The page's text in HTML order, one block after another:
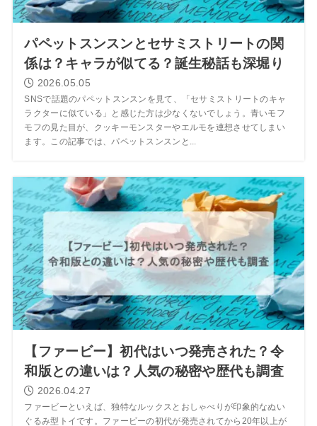
パペットスンスンとセサミストリートの関
係は？キャラが似てる？誕生秘話も深堀り
2026.05.05
SNSで話題のパペットスンスンを見て、「セサミストリートのキャ
ラクターに似ている」と感じた方は少なくないでしょう。青いモフ
モフの見た目が、クッキーモンスターやエルモを連想させてしまい
ます。この記事では、パペットスンスンと...
【ファービー】初代はいつ発売された？令
和版との違いは？人気の秘密や歴代も調査
2026.04.27
ファービーといえば、独特なルックスとおしゃべりが印象的なぬい
ぐるみ型トイです。ファービーの初代が発売されてから20年以上が